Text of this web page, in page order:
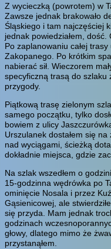
Z wycieczką (powrotem) w
Zawsze jednak brakowało
Śląskiego i tam najczęściej
jednak powiedziałem,
Po zaplanowaniu całej
Zakopanego. Po krótkim
nabierać sił. Wieczorem
specyficzną trasą do szlaku
przygody.
Piątkową trasę zielonym
samego początku, tylko
bowiem z ulicy
Urszulanek dostałem się
nad wyciągami, ścieżką
dokładnie miejsca, gdzie
Na szlak wszedłem o
15-godzinna wędrówka po
ominięcie Nosala i przez
Gąsienicowej, ale
się przyda. Mam jednak
godzinach
głowy, dlatego mimo że
przystanąłem.